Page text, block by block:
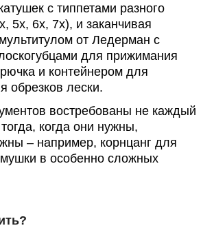
с типпетами разного
5х, 6х, 7х), и заканчивая
от Ледерман с
для прижимания
и контейнером для
обрезков лески.
востребованы не каждый
когда они нужны,
– например, корнцанг для
в особенно сложных